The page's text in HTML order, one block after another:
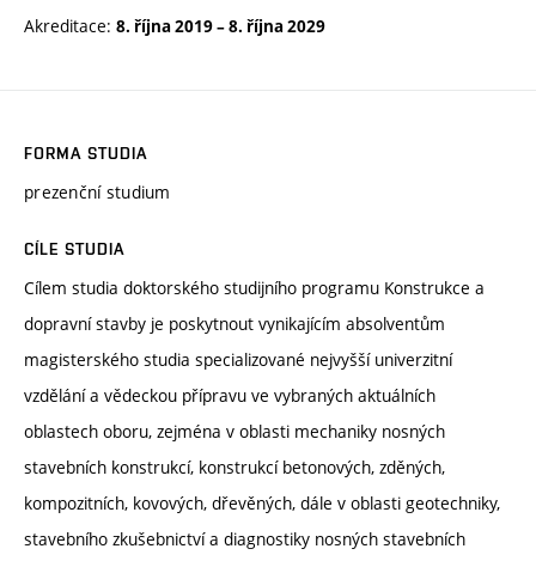
Akreditace: 8. října 2019–8. října 2029
FORMA STUDIA
prezenční studium
CÍLE STUDIA
Cílem studia doktorského studijního programu Konstrukce a
dopravní stavby je poskytnout vynikajícím absolventům
magisterského studia specializované nejvyšší univerzitní
vzdělání a vědeckou přípravu ve vybraných aktuálních
oblastech oboru, zejména v oblasti mechaniky nosných
stavebních konstrukcí, konstrukcí betonových, zděných,
kompozitních, kovových, dřevěných, dále v oblasti geotechniky,
stavebního zkušebnictví a diagnostiky nosných stavebních